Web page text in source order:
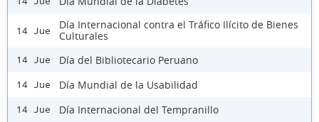
14 Jue
Día Internacional contra el Tráfico Ilícito de Bienes
Culturales
14 Jue Día del Bibliotecario Peruano
14 Jue Día Mundial de la Usabilidad
14 Jue Día Internacional del Tempranillo